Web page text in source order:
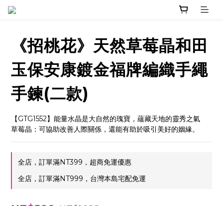
《招桃花》天然草莓晶和田
玉保安康鍍金福牌編織手繩
手鍊(二款)
【GTG1552】能量水晶是大自然的瑰寶，蘊藏天地的靈秀之氣
草莓晶：可協助改善人際關係，還能有助於吸引美好的姻緣。
全店，訂單滿NT399，超商免運優惠
全店，訂單滿NT999，台灣本島宅配免運